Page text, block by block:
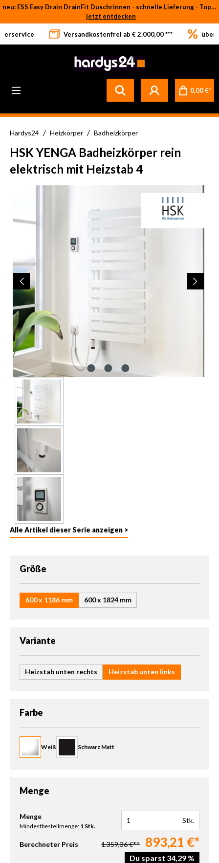
Zum Hauptinhalt springen
neu: ESS Easy Drain DrainFit Duschrinnen - schnelle Lieferung - Top-Preise
jetzt entdecken
Versandkostenfrei ab € 2.000,00 *** über
0,00 €*
Hardys24 / Heizkörper / Badheizkörper
HSK YENGA Badheizkörper rein
elektrisch mit Heizstab 4
Alle Artikel dieser Serie anzeigen >
Größe
600 x 1186 mm 600 x 1824 mm
Variante
Heizstab unten rechts Heizstab unten links
Farbe
Weiß Schwarz Matt
Menge
Produkt Anzahl: Gib den gewünschten Wert ein oder benutze
Menge
Mindestbestellmenge: 1 Stk.
Stk.
Berechneter Preis 1.359,36 €** 893,21 €*
Du sparst 34,29 %